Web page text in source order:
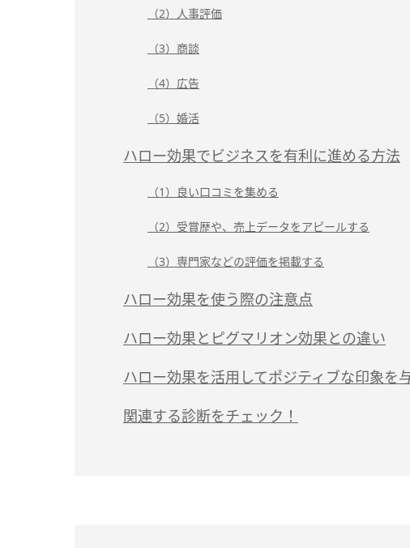
（2）人事評価
（3）商談
（4）広告
（5）婚活
ハロー効果でビジネスを有利に進める方法
（1）良い口コミを集める
（2）受賞歴や、売上データをアピールする
（3）専門家などの評価を掲載する
ハロー効果を使う際の注意点
ハロー効果とピグマリオン効果との違い
ハロー効果を活用してポジティブな印象を
関連する診断をチェック！